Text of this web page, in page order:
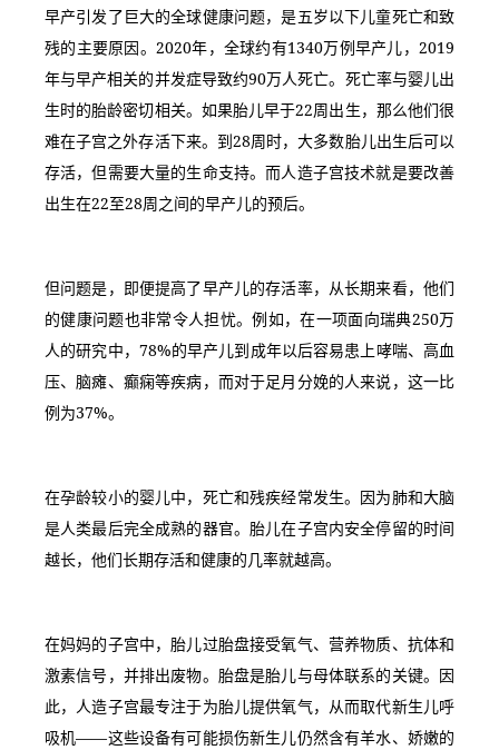
早产引发了巨大的全球健康问题，是五岁以下儿童死亡和致
残的主要原因。2020年，全球约有1340万例早产儿，2019
年与早产相关的并发症导致约90万人死亡。死亡率与婴儿出
生时的胎龄密切相关。如果胎儿早于22周出生，那么他们很
难在子宫之外存活下来。到28周时，大多数胎儿出生后可以
存活，但需要大量的生命支持。而人造子宫技术就是要改善
出生在22至28周之间的早产儿的预后。
但问题是，即便提高了早产儿的存活率，从长期来看，他们
的健康问题也非常令人担忧。例如，在一项面向瑞典250万
人的研究中，78%的早产儿到成年以后容易患上哮喘、高血
压、脑瘫、癫痫等疾病，而对于足月分娩的人来说，这一比
例为37%。
在孕龄较小的婴儿中，死亡和残疾经常发生。因为肺和大脑
是人类最后完全成熟的器官。胎儿在子宫内安全停留的时间
越长，他们长期存活和健康的几率就越高。
在妈妈的子宫中，胎儿过胎盘接受氧气、营养物质、抗体和
激素信号，并排出废物。胎盘是胎儿与母体联系的关键。因
此，人造子宫最专注于为胎儿提供氧气，从而取代新生儿呼
吸机——这些设备有可能损伤新生儿仍然含有羊水、娇嫩的